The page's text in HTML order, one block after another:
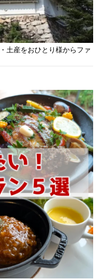
土産をおひとり様からファ